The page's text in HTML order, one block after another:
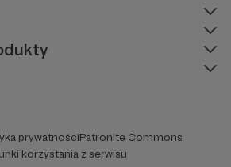
prywatnościPatronite Commons
korzystania z serwisu